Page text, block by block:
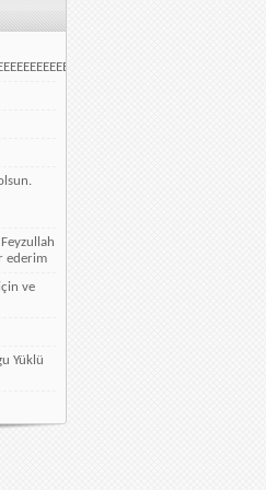
ederim
ve
Yüklü